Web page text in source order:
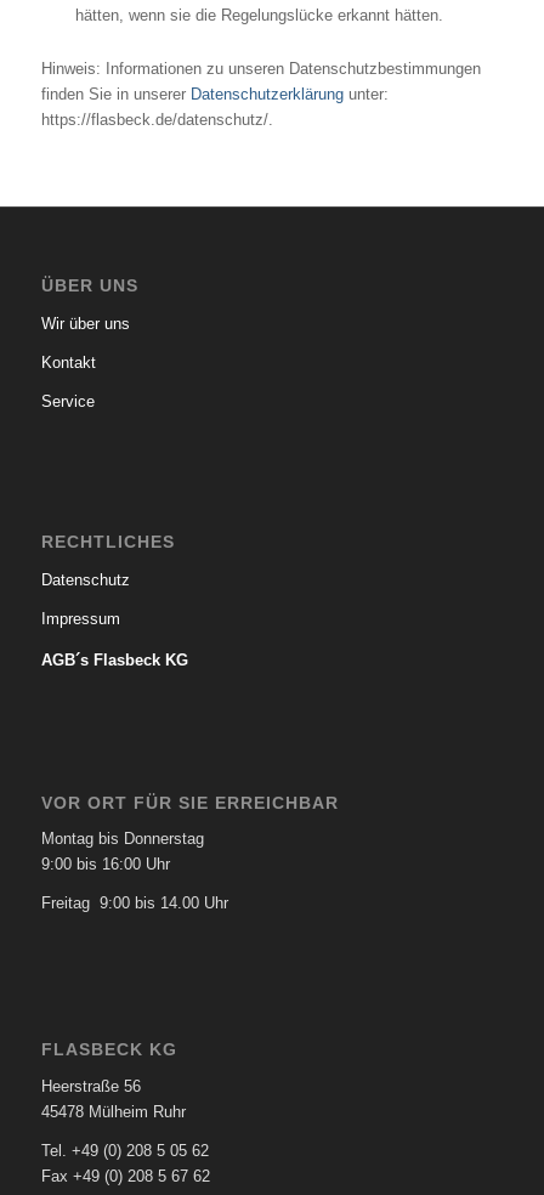
hätten, wenn sie die Regelungslücke erkannt hätten.
Hinweis: Informationen zu unseren Datenschutzbestimmungen
finden Sie in unserer Datenschutzerklärungunter:
https://flasbeck.de/datenschutz/.
ÜBER UNS
Wir über uns
Kontakt
Service
RECHTLICHES
Datenschutz
Impressum
AGB´s Flasbeck KG
VOR ORT FÜR SIE ERREICHBAR
Montag bis Donnerstag
9:00 bis 16:00 Uhr
Freitag 9:00 bis 14.00 Uhr
FLASBECK KG
Heerstraße 56
45478 Mülheim Ruhr
Tel. +49 (0) 208 5 05 62
Fax +49 (0) 208 5 67 62